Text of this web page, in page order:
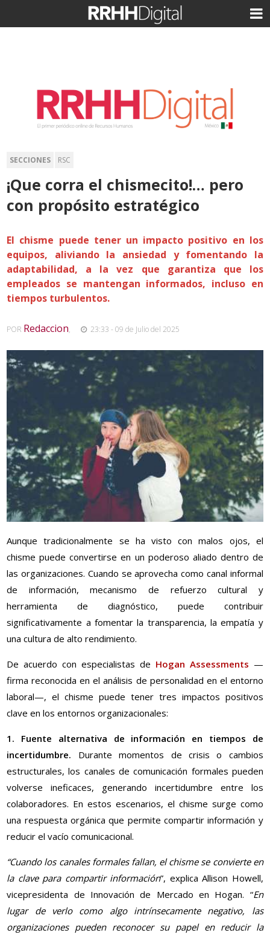
SECCIONES RSC
¡Que corra el chismecito!… pero
con propósito estratégico
El chisme puede tener un impacto positivo en los
equipos, aliviando la ansiedad y fomentando la
adaptabilidad, a la vez que garantiza que los
empleados se mantengan informados, incluso en
tiempos turbulentos.
POR Redaccion, 23:33 - 09 de Julio del 2025
Aunque tradicionalmente se ha visto con malos ojos, el
chisme puede convertirse en un poderoso aliado dentro de
las organizaciones. Cuando se aprovecha como canal informal
de información, mecanismo de refuerzo cultural y
herramienta de diagnóstico, puede contribuir
significativamente a fomentar la transparencia, la empatía y
una cultura de alto rendimiento.
De acuerdo con especialistas de Hogan Assessments —
firma reconocida en el análisis de personalidad en el entorno
laboral—, el chisme puede tener tres impactos positivos
clave en los entornos organizacionales:
1. Fuente alternativa de información en tiempos de
incertidumbre. Durante momentos de crisis o cambios
estructurales, los canales de comunicación formales pueden
volverse ineficaces, generando incertidumbre entre los
colaboradores. En estos escenarios, el chisme surge como
una respuesta orgánica que permite compartir información y
reducir el vacío comunicacional.
“Cuando los canales formales fallan, el chisme se convierte en
la clave para compartir información”, explica Allison Howell,
vicepresidenta de Innovación de Mercado en Hogan. “En
lugar de verlo como algo intrínsecamente negativo, las
organizaciones pueden reconocer su papel en reducir la